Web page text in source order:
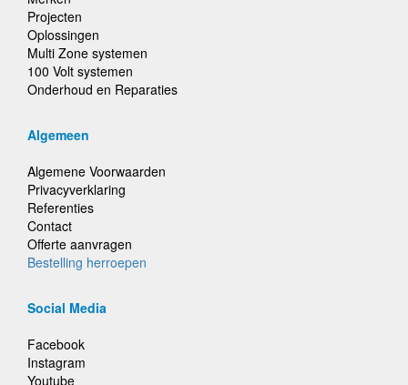
Projecten
Oplossingen
Multi Zone systemen
100 Volt systemen
Onderhoud en Reparaties
Algemeen
Algemene Voorwaarden
Privacyverklaring
Referenties
Contact
Offerte aanvragen
Bestelling herroepen
Social Media
Facebook
Instagram
Youtube